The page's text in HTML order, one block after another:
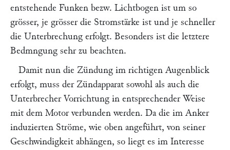
entstehende Funken bezw. Lichtbogen ist um so
grösser, je grösser die Stromstärke ist und je schneller
die Unterbrechung erfolgt. Besonders ist die letztere
Bedmngung sehr zu beachten.
Damit nun die Zündung im richtigen Augenblick
erfolgt, muss der Zündapparat sowohl als auch die
Unterbrecher Vorrichtung in entsprechender Weise
mit dem Motor verbunden werden. Da die im Anker
induzierten Ströme, wie oben angeführt, von seiner
Geschwindigkeit abhängen, so liegt es im Interesse